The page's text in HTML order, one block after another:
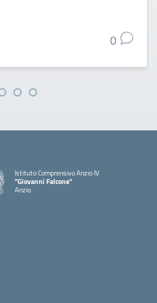
0
Istituto Comprensivo Anzio IV
"Giovanni Falcone"
Anzio